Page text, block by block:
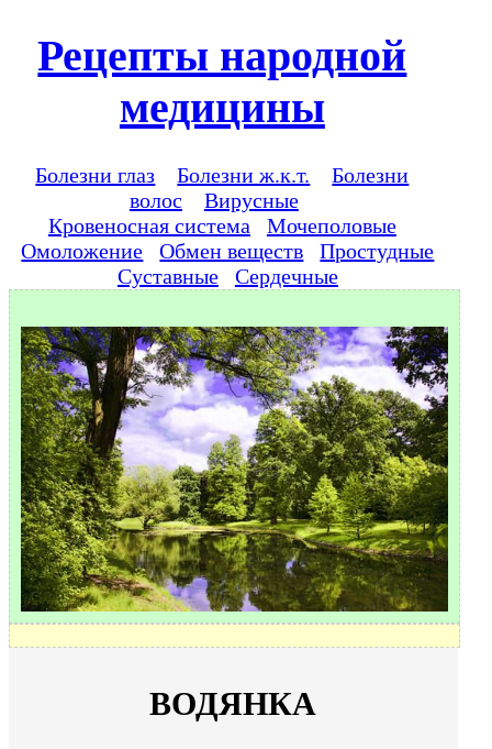
Рецепты народной
медицины
Болезни глаз Болезни ж.к.т.
Болезни
волос
Вирусные
Кровеносная система
Мочеполовые
Омоложение
Обмен веществ
Простудные
Суставные
Сердечные
ВОДЯНКА